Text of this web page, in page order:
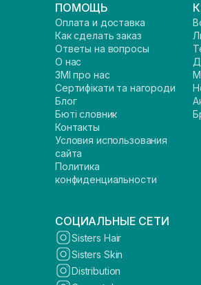
ПОМОЩЬ
Оплата и доставка
Как сделать заказ
Ответы на вопросы
О нас
ЗМІ про нас
Сертифікати та нагороди
Блог
Бюті словник
Контакты
Условия использования
сайта
Политика
конфиденциальности
СОЦИАЛЬНЫЕ СЕТИ
Sisters Hair
Sisters Skin
Distribution